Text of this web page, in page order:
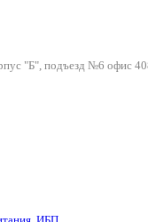
"Б", подъезд №6 офис